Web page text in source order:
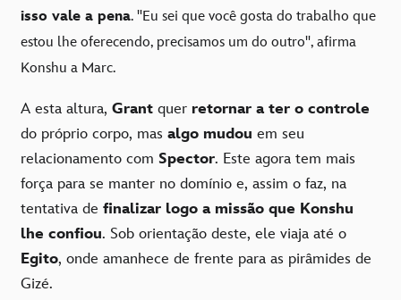
isso vale a pena. "Eu sei que você gosta do trabalho que
estou lhe oferecendo, precisamos um do outro", afirma
Konshu a Marc.
A esta altura, Grant quer retornar a ter o controle
do próprio corpo, mas algo mudou em seu
relacionamento com Spector. Este agora tem mais
força para se manter no domínio e, assim o faz, na
tentativa de finalizar logo a missão que Konshu
lhe confiou. Sob orientação deste, ele viaja até o
Egito, onde amanhece de frente para as pirâmides de
Gizé.